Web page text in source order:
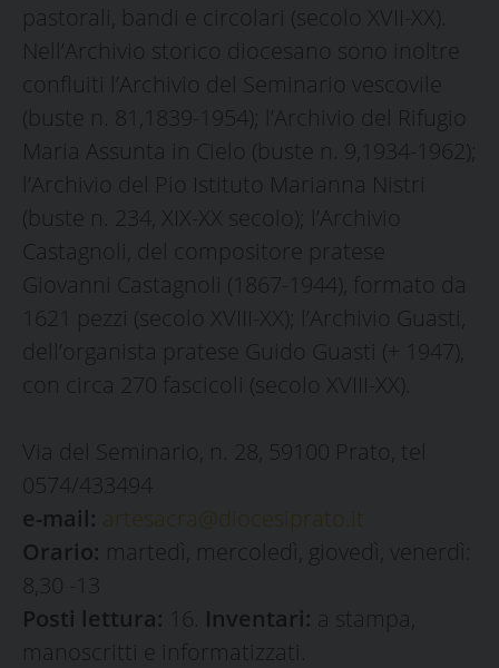
pastorali, bandi e circolari (secolo XVII-XX).
Nell’Archivio storico diocesano sono inoltre
confluiti l’Archivio del Seminario vescovile
(buste n. 81,1839-1954); l’Archivio del Rifugio
Maria Assunta in Cielo (buste n. 9,1934-1962);
l’Archivio del Pio Istituto Marianna Nistri
(buste n. 234, XIX-XX secolo); l’Archivio
Castagnoli, del compositore pratese
Giovanni Castagnoli (1867-1944), formato da
1621 pezzi (secolo XVIII-XX); l’Archivio Guasti,
dell’organista pratese Guido Guasti (+ 1947),
con circa 270 fascicoli (secolo XVIII-XX).
Via del Seminario, n. 28, 59100 Prato, tel
0574/433494
e-mail: artesacra@diocesiprato.it
Orario: martedì, mercoledì, giovedì, venerdì:
8,30 -13
Posti lettura: 16. Inventari: a stampa,
manoscritti e informatizzati.